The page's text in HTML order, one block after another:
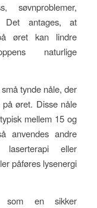
søvnproblemer,
Det antages, at
øret kan lindre
naturlige
tynde nåle, der
øret. Disse nåle
mellem 15 og
anvendes andre
laserterapi eller
påføres lysenergi
som en sikker